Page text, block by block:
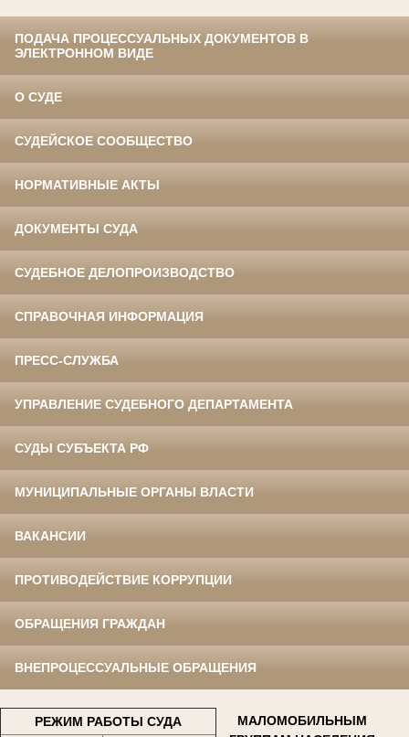
ПОДАЧА ПРОЦЕССУАЛЬНЫХ ДОКУМЕНТОВ В
ЭЛЕКТРОННОМ ВИДЕ
О СУДЕ
СУДЕЙСКОЕ СООБЩЕСТВО
НОРМАТИВНЫЕ АКТЫ
ДОКУМЕНТЫ СУДА
СУДЕБНОЕ ДЕЛОПРОИЗВОДСТВО
СПРАВОЧНАЯ ИНФОРМАЦИЯ
ПРЕСС-СЛУЖБА
УПРАВЛЕНИЕ СУДЕБНОГО ДЕПАРТАМЕНТА
СУДЫ СУБЪЕКТА РФ
МУНИЦИПАЛЬНЫЕ ОРГАНЫ ВЛАСТИ
ВАКАНСИИ
ПРОТИВОДЕЙСТВИЕ КОРРУПЦИИ
ОБРАЩЕНИЯ ГРАЖДАН
ВНЕПРОЦЕССУАЛЬНЫЕ ОБРАЩЕНИЯ
РЕЖИМ РАБОТЫ СУДА
МАЛОМОБИЛЬНЫМ